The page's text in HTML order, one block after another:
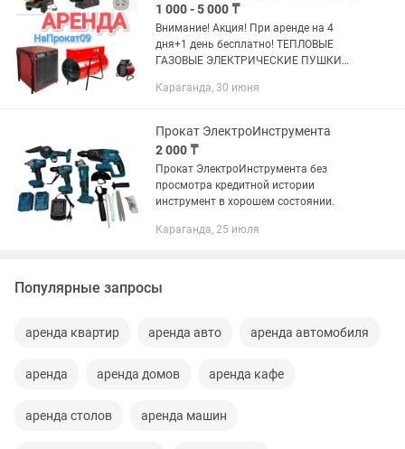
1 000 - 5 000 ₸
Внимание! Акция! При аренде на 4
дня+1 день бесплатно! ТЕПЛОВЫЕ
ГАЗОВЫЕ ЭЛЕКТРИЧЕСКИЕ ПУШКИ
пушка в комплекте с балоном 3500тг
Караганда, 30 июня
Прокат ЭлектроИнструмента
2 000 ₸
Прокат ЭлектроИнструмента без
просмотра кредитной истории
инструмент в хорошем состоянии.
Караганда, 25 июля
Популярные запросы
аренда квартир аренда авто аренда автомобиля
аренда аренда домов аренда кафе
аренда столов аренда машин